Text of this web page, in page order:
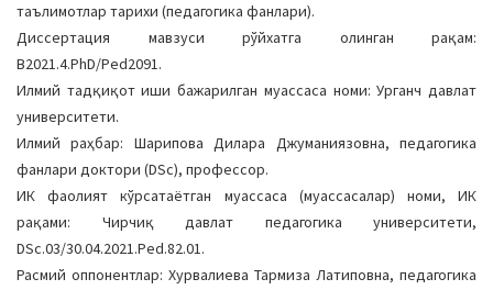
n
таълимотлар тарихи (педагогика фанлари).
Диссертация мавзуси рўйхатга олинган рақам:
B2021.4.PhD/Ped2091.
Илмий тадқиқот иши бажарилган муассаса номи: Урганч давлат
университети.
Илмий раҳбар: Шарипова Дилара Джуманиязовна, педагогика
фанлари доктори (DSc), профессор.
ИК фаолият кўрсатаётган муассаса (муассасалар) номи, ИК
рақами: Чирчиқ давлат педагогика университети,
DSc.03/30.04.2021.Ped.82.01.
Расмий оппонентлар: Хурвалиева Тармиза Латиповна, педагогика